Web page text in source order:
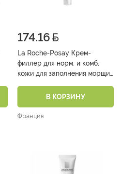
174.16
La Roche-Posay Крем-
филлер для норм. и комб.
кожи для заполнения морщин
В КОРЗИНУ
Франция